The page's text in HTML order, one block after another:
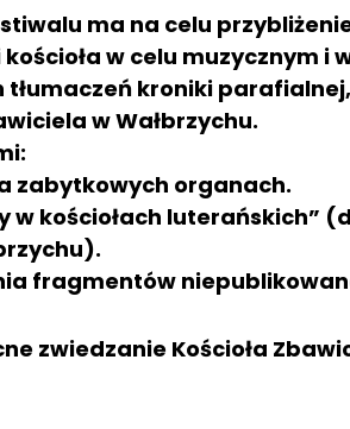
ma na celu
w celu muzycznym i
tłumaczeń kroniki
w Wałbrzychu.
zabytkowych organach.
w kościołach luterańskich”
fragmentów
zwiedzanie Kościoła